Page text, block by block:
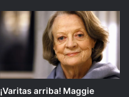
¡Varitas arriba! Maggie